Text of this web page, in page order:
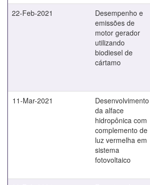
22-Feb-2021
Desempenho e
emissões de
motor gerador
utilizando
biodiesel de
cártamo
11-Mar-2021
Desenvolvimento
da alface
hidropônica com
complemento de
luz vermelha em
sistema
fotovoltaico